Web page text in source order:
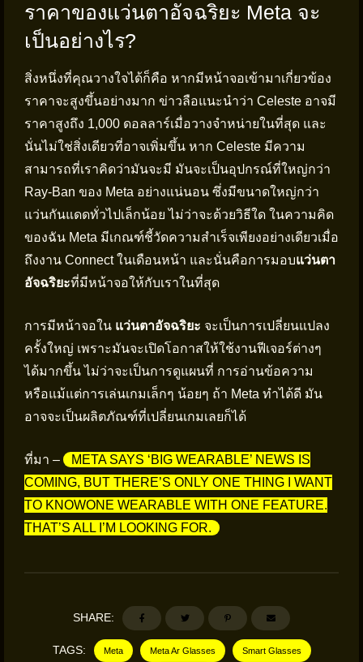
ราคาของแว่นตาอัจฉริยะ Meta จะ
เป็นอย่างไร?
สิ่งหนึ่งที่คุณวางใจได้ก็คือ หากมีหน้าจอเข้ามาเกี่ยวข้อง
ราคาจะสูงขึ้นอย่างมาก ข่าวลือแนะนำว่า Celeste อาจมี
ราคาสูงถึง 1,000 ดอลลาร์เมื่อวางจำหน่ายในที่สุด และ
นั่นไม่ใช่สิ่งเดียวที่อาจเพิ่มขึ้น หาก Celeste มีความ
สามารถที่เราคิดว่ามันจะมี มันจะเป็นอุปกรณ์ที่ใหญ่กว่า
Ray-Ban ของ Meta อย่างแน่นอน ซึ่งมีขนาดใหญ่กว่า
แว่นกันแดดทั่วไปเล็กน้อย ไม่ว่าจะด้วยวิธีใด ในความคิด
ของฉัน Meta มีเกณฑ์ชี้วัดความสำเร็จเพียงอย่างเดียวเมื่อ
ถึงงาน Connect ในเดือนหน้า และนั่นคือการมอบแว่นตา
อัจฉริยะที่มีหน้าจอให้กับเราในที่สุด
การมีหน้าจอใน แว่นตาอัจฉริยะ จะเป็นการเปลี่ยนแปลง
ครั้งใหญ่ เพราะมันจะเปิดโอกาสให้ใช้งานฟีเจอร์ต่างๆ
ได้มากขึ้น ไม่ว่าจะเป็นการดูแผนที่ การอ่านข้อความ
หรือแม้แต่การเล่นเกมเล็กๆ น้อยๆ ถ้า Meta ทำได้ดี มัน
อาจจะเป็นผลิตภัณฑ์ที่เปลี่ยนเกมเลยก็ได้
ที่มา –
META SAYS ‘BIG WEARABLE’ NEWS IS
COMING, BUT THERE’S ONLY ONE THING I WANT
TO KNOWONE WEARABLE WITH ONE FEATURE.
THAT’S ALL I’M LOOKING FOR.
SHARE:
TAGS: Meta Meta Ar Glasses Smart Glasses